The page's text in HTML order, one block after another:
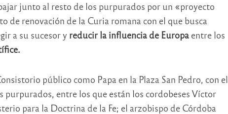
junto al resto de los purpurados por un «proyecto
de renovación de la Curia romana con el que busca
a su sucesor y reducir la influencia de Europaentre los
público como Papa en la Plaza San Pedro, con el
purpurados, entre los que están los cordobeses Víctor
para la Doctrina de la Fe; el arzobispo de Córdoba